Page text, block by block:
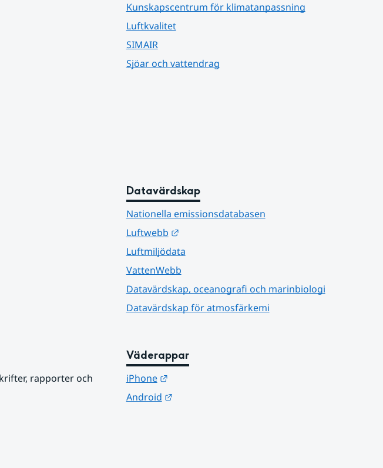
Kunskapscentrum för klimatanpassning
Luftkvalitet
SIMAIR
Sjöar och vattendrag
Datavärdskap
Nationella emissionsdatabasen
Luftwebb
Länk till annan webbplats.
Luftmiljödata
VattenWebb
Datavärdskap, oceanografi och marinbiologi
Datavärdskap för atmosfärkemi
rapporter och
Väderappar
iPhone
Länk till annan webbplats.
Android
Länk till annan webbplats.